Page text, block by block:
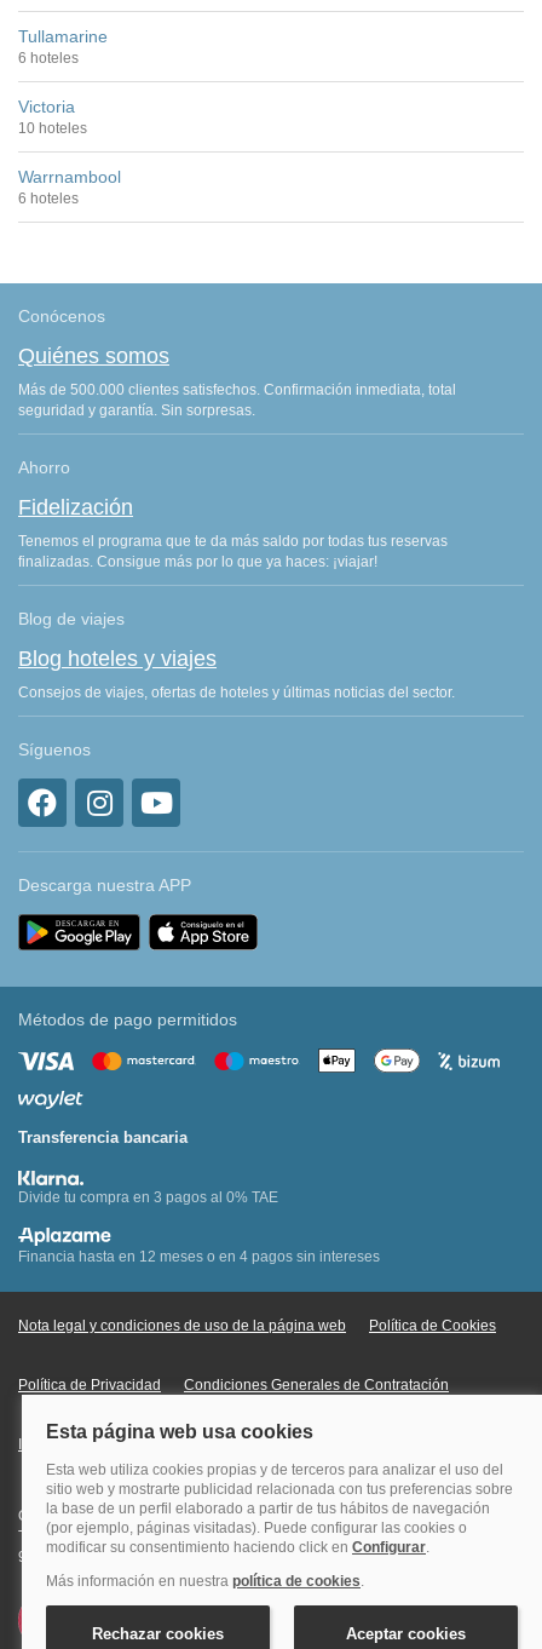
Tullamarine
6 hoteles
Victoria
10 hoteles
Warrnambool
6 hoteles
Conócenos
Quiénes somos
Más de 500.000 clientes satisfechos. Confirmación inmediata, total
seguridad y garantía. Sin sorpresas.
Ahorro
Fidelización
Tenemos el programa que te da más saldo por todas tus reservas
finalizadas. Consigue más por lo que ya haces: ¡viajar!
Blog de viajes
Blog hoteles y viajes
Consejos de viajes, ofertas de hoteles y últimas noticias del sector.
Síguenos
Descarga nuestra APP
Métodos de pago permitidos
Transferencia bancaria
Divide tu compra en 3 pagos al 0% TAE
Financia hasta en 12 meses o en 4 pagos sin intereses
Nota legal y condiciones de uso de la página web Política de Cookies
Política de Privacidad Condiciones Generales de Contratación
Información Legal sobre Mercados en Línea
Quehoteles.com - Especialistas en hoteles © Copyright Veturis Travel S.A.
Todos los derechos reservados. Autorización nº I-AV0000879.4 Tel: +34
915759999